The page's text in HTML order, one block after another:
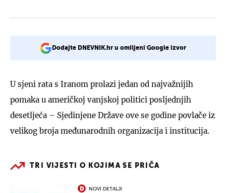
Dodajte DNEVNIK.hr u omiljeni Google izvor
U sjeni rata s Iranom prolazi jedan od najvažnijih
pomaka u američkoj vanjskoj politici posljednjih
desetljeća – Sjedinjene Države ove se godine povlače iz
velikog broja međunarodnih organizacija i institucija.
TRI VIJESTI O KOJIMA SE PRIČA
NOVI DETALJI